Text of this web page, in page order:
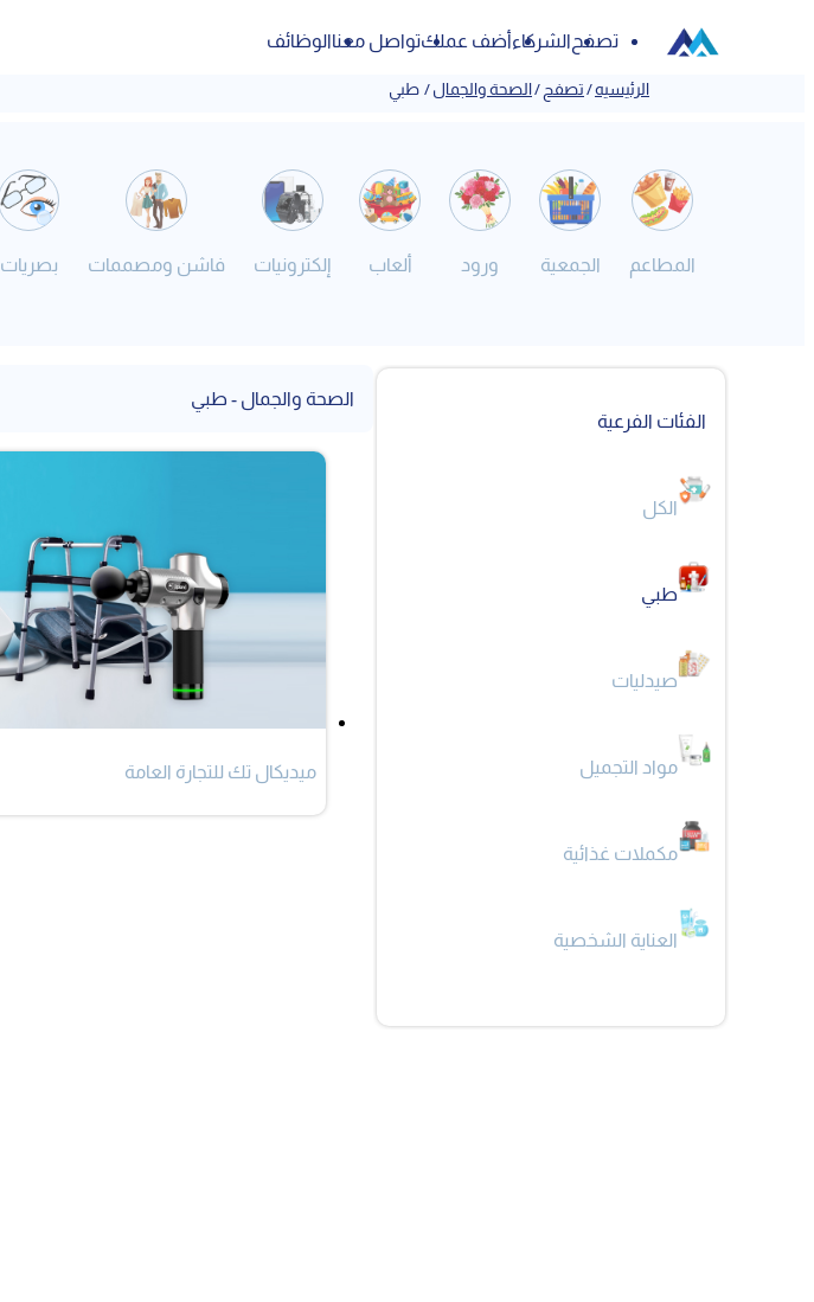
تصفح الشركاءأضف عملكتواصل معناالوظائف
الرئيسيه/تصفح /الصحة والجمال/ طبي
المطاعم الجمعية ورود ألعاب إلكترونيات فاشن ومصممات بصريات
الفئات الفرعية
الكل
طبي
صيدليات
مواد التجميل
مكملات غذائية
العناية الشخصية
الصحة والجمال - طبي
ميديكال تك للتجارة العامة